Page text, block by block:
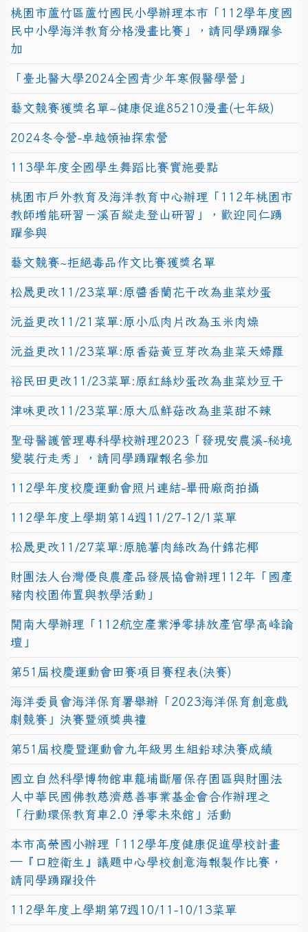
桃園市蘆竹區蘆竹國民小學辦理本市「112學年度國
民中小學海洋教育分格漫畫比賽」，請同學踴躍參
加
「臺北醫大學2024全國青少年寒假醫學營」
藝文競賽獲獎名單~健康促進85210漫畫(七年級)
2024冬令營-卓越領袖探索營
113學年度全國學生舞蹈比賽實施要點
桃園市戶外教育及海洋教育中心辦理「112年桃園市
教師增能研習－溪百縱走登山研習」，歡迎同仁踴
躍參與
藝文競賽~拒絕毒品作文比賽獲獎名單
松晟更改11/23菜單:原醬香蘭花干改為韭菜炒蛋
沅益更改11/21菜單:原小瓜肉片改為玉米肉燥
沅益更改11/23菜單:原香菇黃豆芽改為韭菜天婦羅
裕民田更改11/23菜單:原紅絲炒蛋改為韭菜炒豆干
津味更改11/23菜單:原大瓜鮮菇改為韭菜甜不辣
聖母醫護管理專科學校辦理2023「發現安農溪-秘境
變裝行走秀」，請同學踴躍報名參加
112學年度校慶運動會照片連結-畢冊廠商拍攝
112學年度上學期第14週11/27-12/1菜單
松晟更改11/27菜單:原脆薯肉絲改為什錦花椰
財團法人台灣優良農產品發展協會辦理112年「國產
豬肉校園佈置與教學活動」
開南大學辦理「112航空產業淨零排放產官學高峰論
壇」
第51屆校慶運動會田賽項目賽程表(決賽)
海洋委員會海洋保育署舉辦「2023海洋保育創意戲
劇競賽」決賽暨頒獎典禮
第51屆校慶暨運動會九年級男生組鉛球決賽成績
國立自然科學博物館車籠埔斷層保存園區與財團法
人中華民國佛教慈濟慈善事業基金會合作辦理之
「行動環保教育車2.0 淨零未來館」活動
本市高榮國小辦理「112學年度健康促進學校計畫
─『口腔衛生』議題中心學校創意海報製作比賽，
請同學踴躍投件
112學年度上學期第7週10/11-10/13菜單